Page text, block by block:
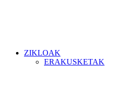
ZIKLOAK
ERAKUSKETAK